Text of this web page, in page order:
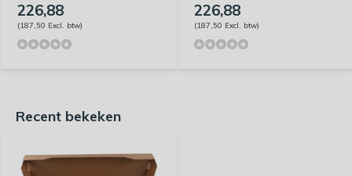
226,88
(187,50 Excl. btw)
226,88
(187,50 Excl. btw)
Recent bekeken